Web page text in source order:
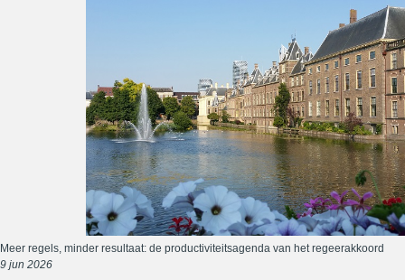
Meer regels, minder resultaat: de productiviteitsagenda van het regeerakkoord
9 jun 2026